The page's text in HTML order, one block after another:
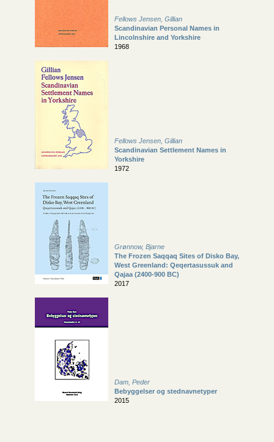
Fellows Jensen, Gillian
Scandinavian Personal Names in
Lincolnshire and Yorkshire
1968
Fellows Jensen, Gillian
Scandinavian Settlement Names in
Yorkshire
1972
Grønnow, Bjarne
The Frozen Saqqaq Sites of Disko Bay,
West Greenland: Qeqertasussuk and
Qajaa (2400-900 BC)
2017
Dam, Peder
Bebyggelser og stednavnetyper
2015